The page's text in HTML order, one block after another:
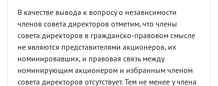
В качестве вывода к вопросу о независимости
членов совета директоров отметим, что члены
совета директоров в гражданско-правовом смысле
не являются представителями акционеров, их
номинировавших, и правовая связь между
номинирующим акционером и избранным членом
совета директоров отсутствует. Тем не менее у члена